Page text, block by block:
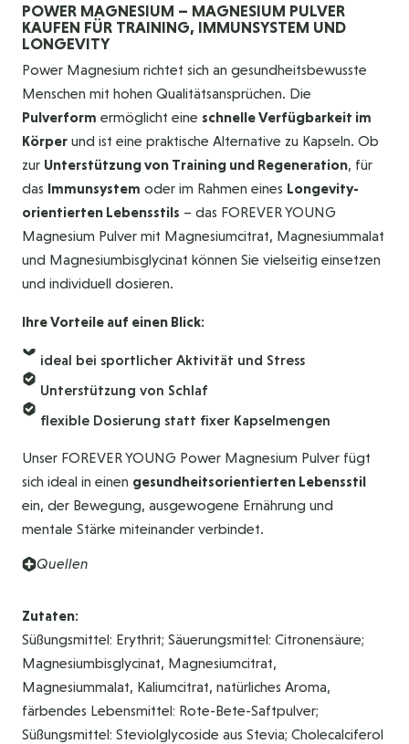
POWER MAGNESIUM – MAGNESIUM PULVER
KAUFEN FÜR TRAINING, IMMUNSYSTEM UND
LONGEVITY
Power Magnesium richtet sich an gesundheitsbewusste
Menschen mit hohen Qualitätsansprüchen. Die
Pulverform ermöglicht eine schnelle Verfügbarkeit im
Körper und ist eine praktische Alternative zu Kapseln. Ob
zur Unterstützung von Training und Regeneration, für
das Immunsystem oder im Rahmen eines Longevity-
orientierten Lebensstils – das FOREVER YOUNG
Magnesium Pulver mit Magnesiumcitrat, Magnesiummalat
und Magnesiumbisglycinat können Sie vielseitig einsetzen
und individuell dosieren.
Ihre Vorteile auf einen Blick:
ideal bei sportlicher Aktivität und Stress
Unterstützung von Schlaf
flexible Dosierung statt fixer Kapselmengen
Unser FOREVER YOUNG Power Magnesium Pulver fügt
sich ideal in einen gesundheitsorientierten Lebensstil
ein, der Bewegung, ausgewogene Ernährung und
mentale Stärke miteinander verbindet.
Quellen
Zutaten:
Süßungsmittel: Erythrit; Säuerungsmittel: Citronensäure;
Magnesiumbisglycinat, Magnesiumcitrat,
Magnesiummalat, Kaliumcitrat, natürliches Aroma,
färbendes Lebensmittel: Rote-Bete-Saftpulver;
Süßungsmittel: Steviolglycoside aus Stevia; Cholecalciferol